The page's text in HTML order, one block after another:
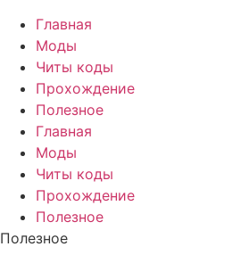
Главная
Моды
Читы коды
Прохождение
Полезное
Главная
Моды
Читы коды
Прохождение
Полезное
Полезное